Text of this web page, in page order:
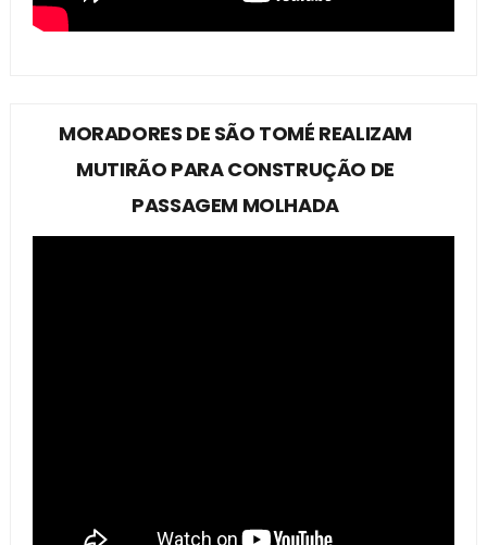
MORADORES DE SÃO TOMÉ REALIZAM
MUTIRÃO PARA CONSTRUÇÃO DE
PASSAGEM MOLHADA